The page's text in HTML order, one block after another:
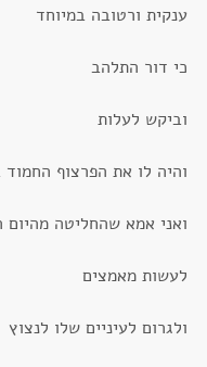
ענקית ורטובה במיוחד
כי דור התלהב
וביקש לעלות
והיה לו את הפרצוף החמוד
ואני אמא שהחליטה מהיום
לעשות מאמצים
ולגרום לעיניים שלו לנצוץ